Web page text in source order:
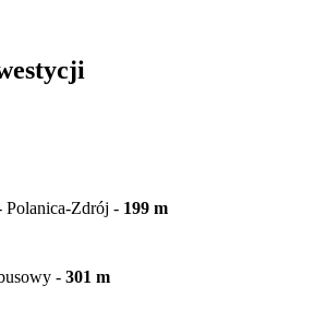
Polanica-Zdrój - 199m
- 301 m